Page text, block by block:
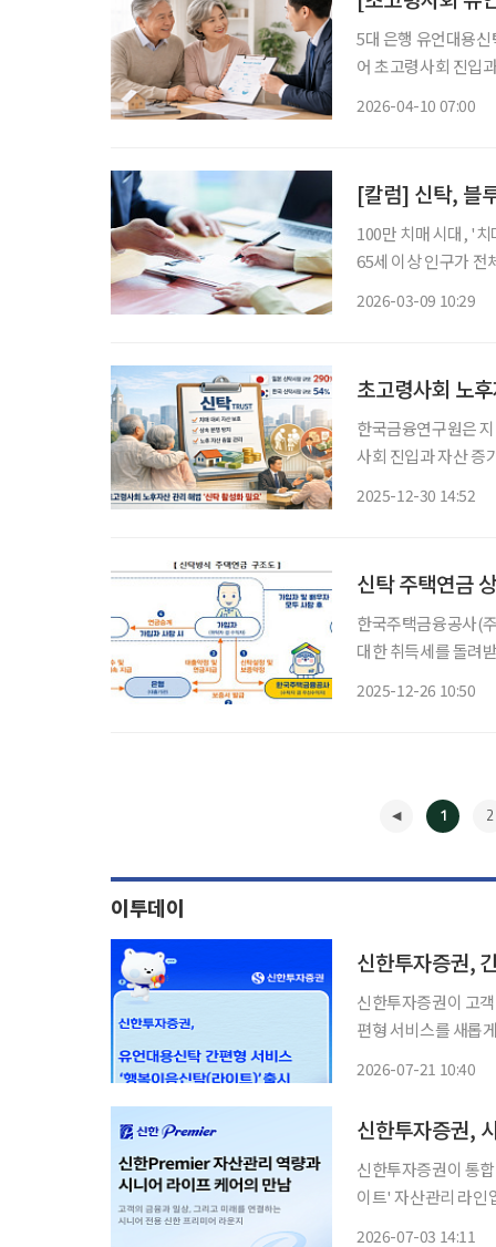
5대 은행 유언대용
어 초고령사회 진입과 함께 사후 자산관리와 상속 설계에 대한 관심이 높아지면서 유언대용
2026-04-10 07:00
[칼럼] 신탁, 블
100만 치매 시대, '치매머니'가 경제
65세 이상 인구가 전
2026-03-09 10:29
초고령사회 노
한국금융연구원은
사회 진입과 자산 증
2025-12-30 14:52
신탁 주택연금
한국주택금융공사(
대한 취득세를 돌려
2025-12-26 10:50
1 2
이투데이
신한투자증권,
신한투자증권이 고
편형 서비스를 새롭게 선보인다. 21일 신한투자증권은 유
2026-07-21 10:40
신한투자증권,
신한투자증권이 통
이트' 자산관리 라인업을
2026-07-03 14:11